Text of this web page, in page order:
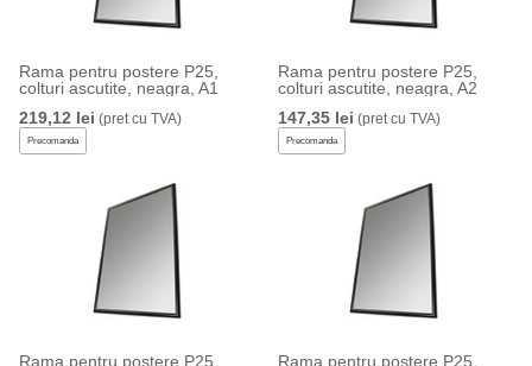
Rama pentru postere P25,
colturi ascutite, neagra, A1
219,12 lei (pret cu TVA)
Precomanda
Rama pentru postere P25,
colturi ascutite, neagra, A2
147,35 lei (pret cu TVA)
Precomanda
Rama pentru postere P25,
Rama pentru postere P25,